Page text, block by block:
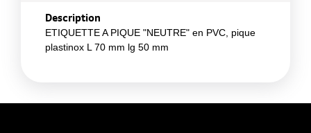
Description
ETIQUETTE A PIQUE "NEUTRE" en PVC, pique
plastinox L 70 mm lg 50 mm